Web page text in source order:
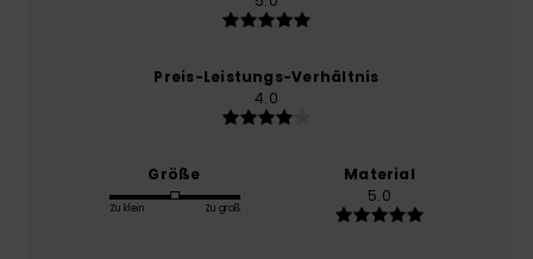
Preis-Leistungs-Verhältnis
4.0
Größe
Zu klein Zu groß
Material
5.0